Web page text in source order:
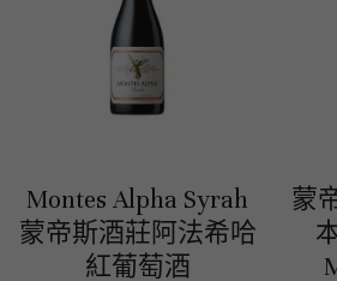
紅酒 red wine
義大利｜收藏級珍藏
義大利｜進階選酒
白酒 white wine
紅酒 red wine
香檳｜收藏級珍藏
香檳｜進階選酒
法國 France
法國｜日常選酒
白酒 white wine
紅酒 red wine
勃艮第Bourgogne
勃根地｜日常選酒
勃根地｜進階選酒
波爾多列級酒｜頂級珍藏
波爾多收藏級選酒
Montes Alpha Syrah
蒙帝斯酒莊阿法希哈
紅葡萄酒
蒙
西班牙｜日常選酒
西班牙｜收藏級珍藏
德國｜精選白酒
法國｜收藏級珍藏